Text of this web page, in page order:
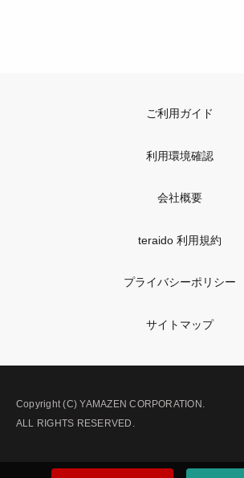
ご利用ガイド
利用環境確認
会社概要
teraido 利用規約
プライバシーポリシー
サイトマップ
Copyright (C) YAMAZEN CORPORATION.
ALL RIGHTS RESERVED.